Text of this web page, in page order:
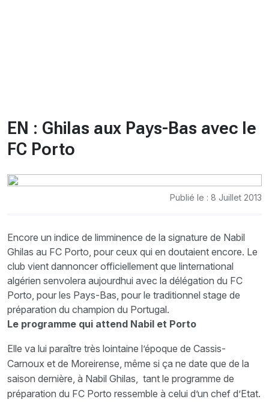
EN : Ghilas aux Pays-Bas avec le
FC Porto
Publié le : 8 Juillet 2013
Encore un indice de limminence de la signature de Nabil
Ghilas au FC Porto, pour ceux qui en doutaient encore. Le
club vient dannoncer officiellement que linternational
algérien senvolera aujourdhui avec la délégation du FC
Porto, pour les Pays-Bas, pour le traditionnel stage de
préparation du champion du Portugal.
Le programme qui attend Nabil et Porto
Elle va lui paraître très lointaine l’époque de Cassis-
Carnoux et de Moreirense, même si ça ne date que de la
saison dernière, à Nabil Ghilas, tant le programme de
préparation du FC Porto ressemble à celui d’un chef d’Etat.